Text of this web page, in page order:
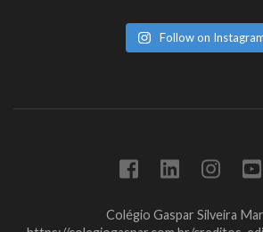
Follow on
Colégio Gaspar Silveira